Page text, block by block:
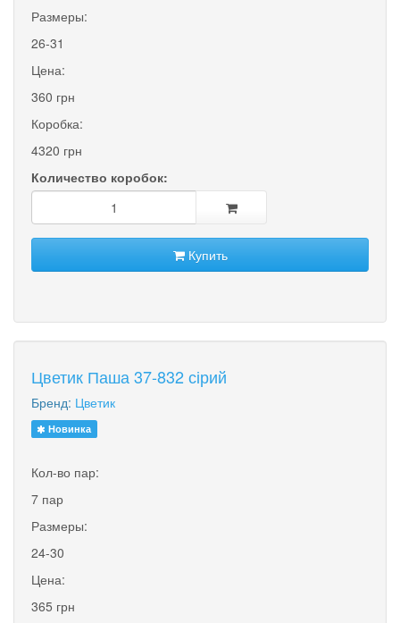
Размеры:
26-31
Цена:
360 грн
Коробка:
4320 грн
Количество коробок:
Купить
Цветик Паша 37-832 сірий
Бренд: Цветик
Новинка
Кол-во пар:
7 пар
Размеры:
24-30
Цена:
365 грн